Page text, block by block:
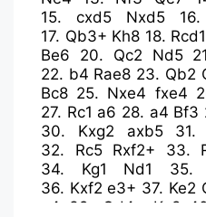
15. cxd5 Nxd5 16.
17. Qb3+ Kh8 18. Rcd1
Be6
20. Qc2 Nd5
22. b4 Rae8 23. Qb2
Bc8 25. Nxe4 fxe4
27. Rc1 a6 28. a4 Bf3
30. Kxg2 axb5 31.
32. Rc5 Rxf2+ 33.
34. Kg1 Nd1 35.
36. Kxf2 e3+ 37. Ke2
g4
39. Qd4+ Kg8